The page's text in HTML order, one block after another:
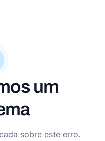
um
sobre este erro.